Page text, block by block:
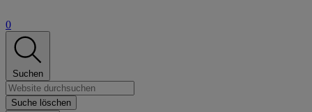
0
Suchen
Suche löschen